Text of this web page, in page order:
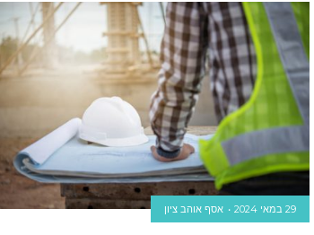
29 במאי 2024 אסף אוהב ציון